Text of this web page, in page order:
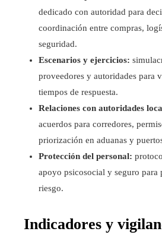
dedicado con autoridad para
coordinación entre compras,
seguridad.
Escenarios y ejercicios:
proveedores y autoridades para
tiempos de respuesta.
Relaciones con autoridades
acuerdos para corredores,
priorización en aduanas y
Protección del personal:
apoyo psicosocial y seguro para
riesgo.
Indicadores y